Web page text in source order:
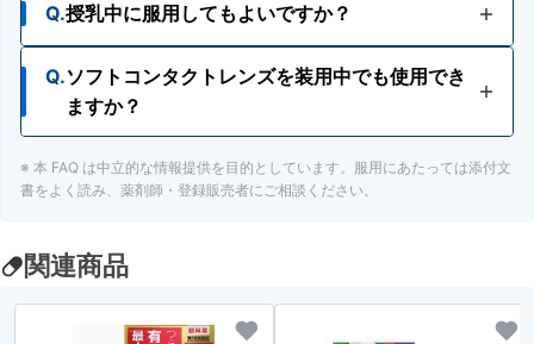
A.使用が検討できます。ただし、安易な使用は避
け、主治医にご相談ください。
Q.授乳中に服用してもよいですか？
A.使用が検討できます。ただし、安易な使用は避
け、主治医にご相談ください。
Q.ソフトコンタクトレンズを装用中でも使用でき
ますか？
A.ソフトコンタクトレンズを装着したまま使用しな
いでください。
※ 本 FAQ は中立的な情報提供を目的としています。服用にあたっては添付文
書をよく読み、薬剤師・登録販売者にご相談ください。
関連商品